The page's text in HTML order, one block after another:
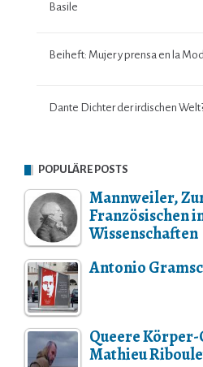
Basile
Beiheft: Mujer y prensa en la
Dante Dichter der irdischen
POPULÄRE POSTS
Mannweiler,
Französischen
Wissenschaften
Antonio
Queere
Mathieu